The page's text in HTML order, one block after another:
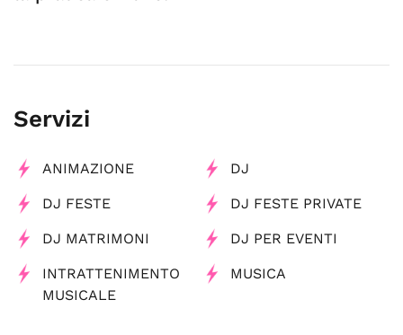
Servizi
ANIMAZIONE DJ
DJ FESTE DJ FESTE PRIVATE
DJ MATRIMONI DJ PER EVENTI
INTRATTENIMENTO
MUSICALE
MUSICA